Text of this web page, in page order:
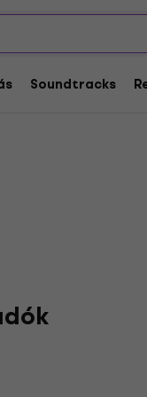
Soundtracks